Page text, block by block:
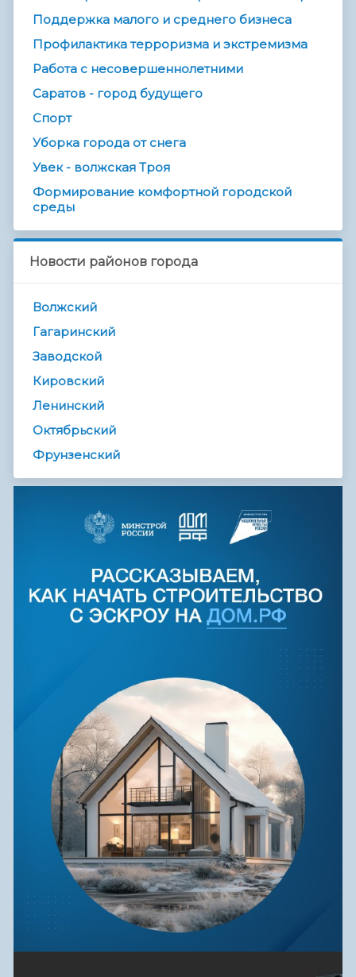
Поддержка малого и среднего бизнеса
Профилактика терроризма и экстремизма
Работа с несовершеннолетними
Саратов - город будущего
Спорт
Уборка города от снега
Увек - волжская Троя
Формирование комфортной городской
среды
Новости районов города
Волжский
Гагаринский
Заводской
Кировский
Ленинский
Октябрьский
Фрунзенский